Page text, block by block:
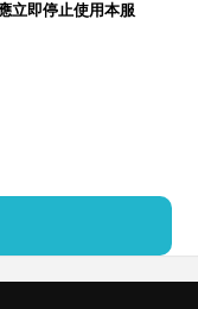
立即停止使用本服